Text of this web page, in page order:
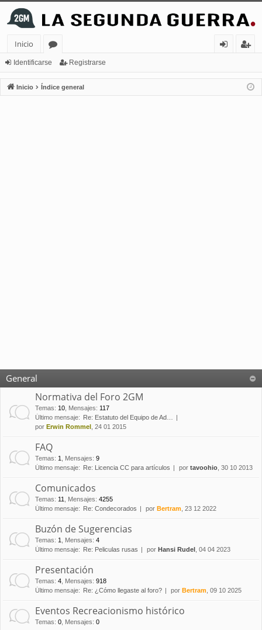
Inicio
or
os
nt
ifi
ist
ra
Identificarse Registrarse
Inicio Índice general
General
Normativa del Foro 2GM
Temas: 10 Mensajes: 117
Último mensaje:
Re: Estatuto del Equipo de Ad…
por Erwin Rommel , 24 01 2015
FAQ
Temas: 1 Mensajes: 9
Último mensaje:
Re: Licencia CC para artículos por tavoohio , 30 10 2013
Comunicados
Temas: 11 Mensajes: 4255
Último mensaje:
Re: Condecorados por Bertram , 23 12 2022
Buzón de Sugerencias
Temas: 1 Mensajes: 4
Último mensaje:
Re: Peliculas rusas por Hansi Rudel , 04 04 2023
Presentación
Temas: 4 Mensajes: 918
Último mensaje:
Re: ¿Cómo llegaste al foro? por Bertram , 09 10 2025
Eventos Recreacionismo histórico
Temas: 0 Mensajes: 0